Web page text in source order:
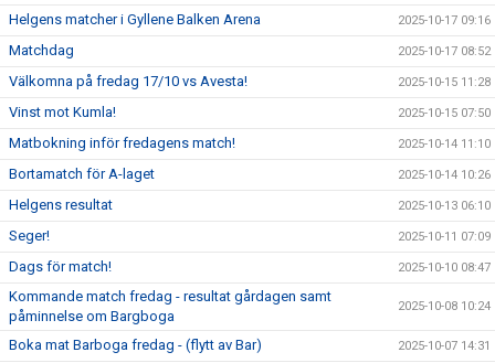
Helgens matcher i Gyllene Balken Arena 2025-10-17 09:16
Matchdag 2025-10-17 08:52
Välkomna på fredag 17/10 vs Avesta! 2025-10-15 11:28
Vinst mot Kumla! 2025-10-15 07:50
Matbokning inför fredagens match! 2025-10-14 11:10
Bortamatch för A-laget 2025-10-14 10:26
Helgens resultat 2025-10-13 06:10
Seger! 2025-10-11 07:09
Dags för match! 2025-10-10 08:47
Kommande match fredag - resultat gårdagen samt
påminnelse om Bargboga
2025-10-08 10:24
Boka mat Barboga fredag - (flytt av Bar) 2025-10-07 14:31